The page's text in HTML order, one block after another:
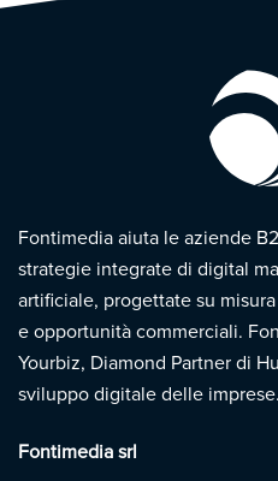
Fontimedia aiuta le aziende
strategie integrate di digital
artificiale, progettate su
e opportunità commerciali.
Yourbiz, Diamond Partner di
sviluppo digitale delle imprese.
Fontimedia srl